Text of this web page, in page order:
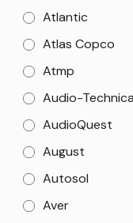
Atlantic
Atlas Copco
Atmp
Audio-Technica
AudioQuest
August
Autosol
Aver